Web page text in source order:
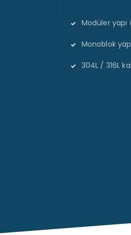
Modüler yapı
Monoblok
304L / 316L